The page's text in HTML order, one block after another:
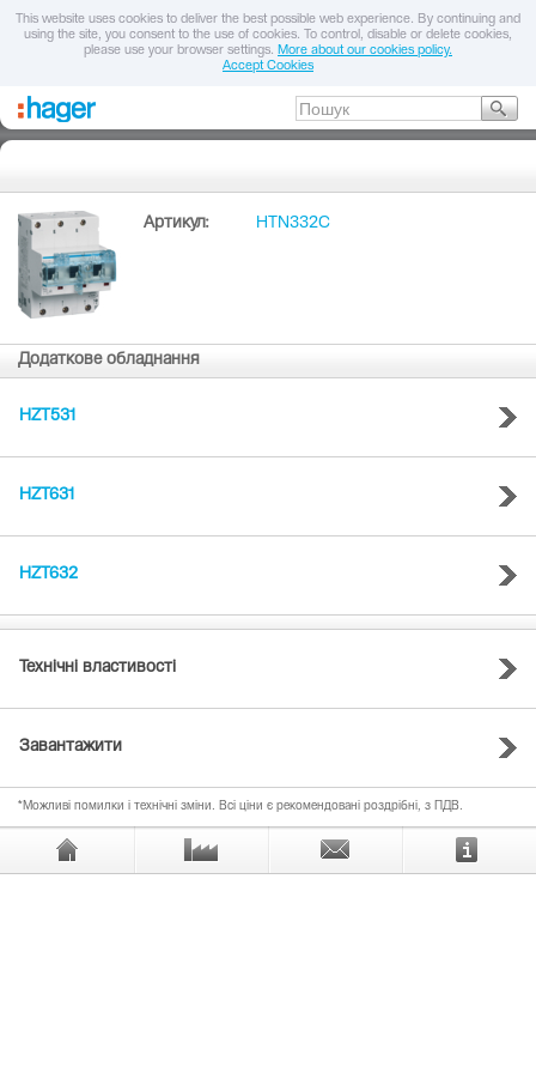
This website uses cookies to deliver the best possible web experience. By continuing and
using the site, you consent to the use of cookies. To control, disable or delete cookies,
please use your browser settings. More about our cookies policy.
Accept Cookies
Артикул: HTN332C
Додаткове обладнання
HZT531
HZT631
HZT632
Технічні властивості
Завантажити
*Можливі помилки і технічні зміни. Всі ціни є рекомендовані роздрібні, з ПДВ.